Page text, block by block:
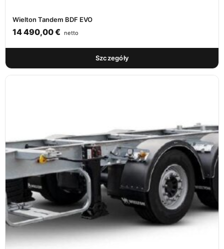
Wielton Tandem BDF EVO
14 490,00€ netto
Szczegóły